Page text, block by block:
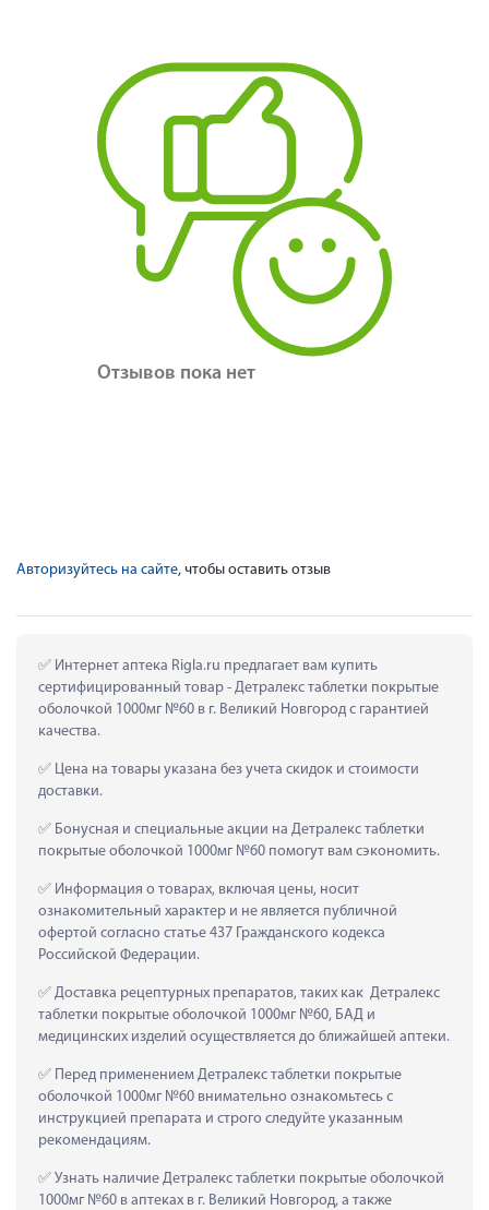
Отзывов пока нет
Авторизуйтесь на сайте, чтобы оставить отзыв
Интернет аптека Rigla.ru предлагает вам купить
сертифицированный товар - Детралекс таблетки покрытые
оболочкой 1000мг №60 в г. Великий Новгород с гарантией
качества.
Цена на товары указана без учета скидок и стоимости
доставки.
Бонусная и специальные акции на Детралекс таблетки
покрытые оболочкой 1000мг №60 помогут вам сэкономить.
Информация о товарах, включая цены, носит
ознакомительный характер и не является публичной
офертой согласно статье 437 Гражданского кодекса
Российской Федерации.
Доставка рецептурных препаратов, таких как  Детралекс
таблетки покрытые оболочкой 1000мг №60, БАД и
медицинских изделий осуществляется до ближайшей аптеки.
Перед применением Детралекс таблетки покрытые
оболочкой 1000мг №60 внимательно ознакомьтесь с
инструкцией препарата и строго следуйте указанным
рекомендациям.
Узнать наличие Детралекс таблетки покрытые оболочкой
1000мг №60 в аптеках в г. Великий Новгород, а также